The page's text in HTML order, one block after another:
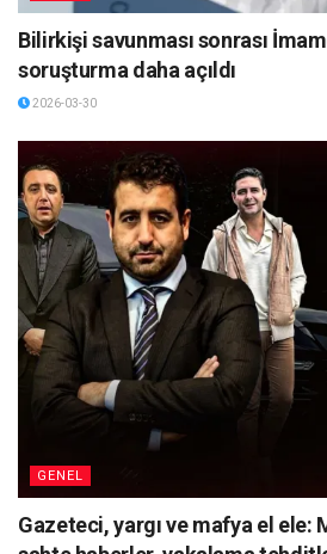
Bilirkişi savunması sonrası
soruşturma daha açıldı
2026-03-30
GENEL
Gazeteci, yargı ve mafya el ele: